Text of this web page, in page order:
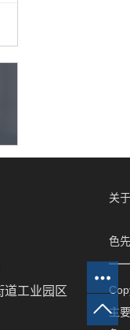
工业园区
关
色
主